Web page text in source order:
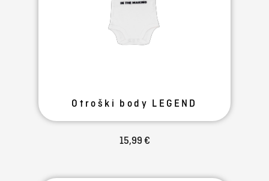
Otroški body LEGEND
15,99 €